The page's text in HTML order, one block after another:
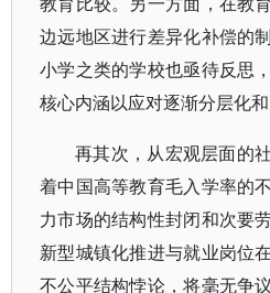
边远地区进行差异化补偿的
小学之类的学校也亟待反思
核心内涵以应对逐渐分层化和
再其次，从宏观层面的
着中国高等教育毛入学率的
力市场的结构性封闭和次要
新型城镇化推进与就业岗位
不公平结构悖论，将毫无争